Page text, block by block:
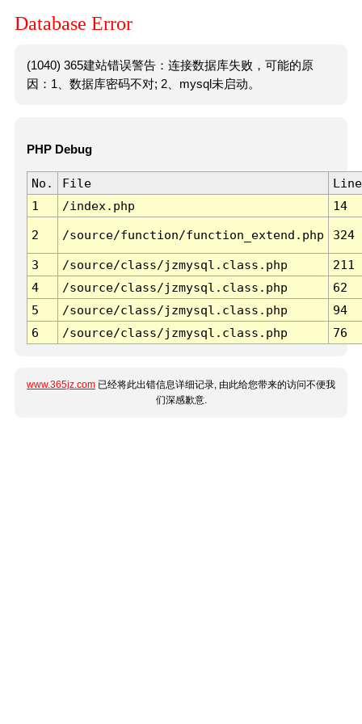
Database Error
(1040) 365建站错误警告：连接数据库失败，可能的原
因：1、数据库密码不对; 2、mysql未启动。
PHP Debug
No. File
Line
1
/index.php 14
2 /source/function/function_extend.php 324
3 /source/class/jzmysql.class.php
211
4
/source/class/jzmysql.class.php
62
5
/source/class/jzmysql.class.php
94
6
/source/class/jzmysql.class.php 76
www.365jz.com 已经将此出错信息详细记录, 由此给您带来的访问不便我
们深感歉意.